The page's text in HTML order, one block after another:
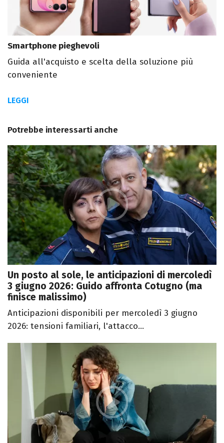
Smartphone pieghevoli
Guida all'acquisto e scelta della soluzione più
conveniente
LEGGI
Potrebbe interessarti anche
Un posto al sole, le anticipazioni di mercoledì
3 giugno 2026: Guido affronta Cotugno (ma
finisce malissimo)
Anticipazioni disponibili per mercoledì 3 giugno
2026: tensioni familiari, l'attacco...